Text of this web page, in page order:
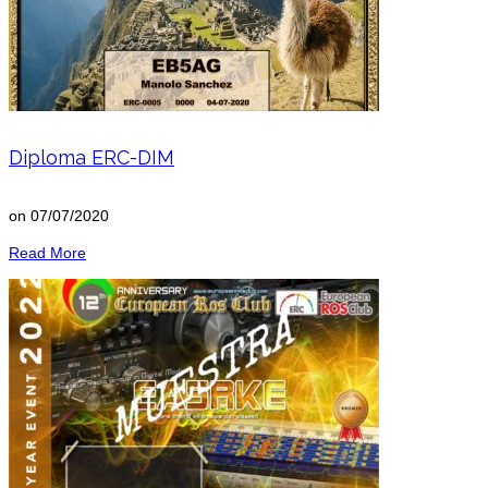
Diploma ERC-DIM
on 07/07/2020
Read More